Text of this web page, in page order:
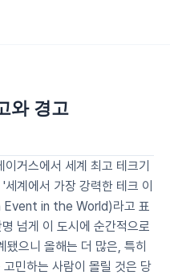
와 경고
거스에서 세계 최고 테크기
계에서 가장 강력한 테크 이
in the World)라고 표
넘게 이 도시에 순간적으로
으니 올해는 더 많은, 특히
민하는 사람이 몰릴 것은 당